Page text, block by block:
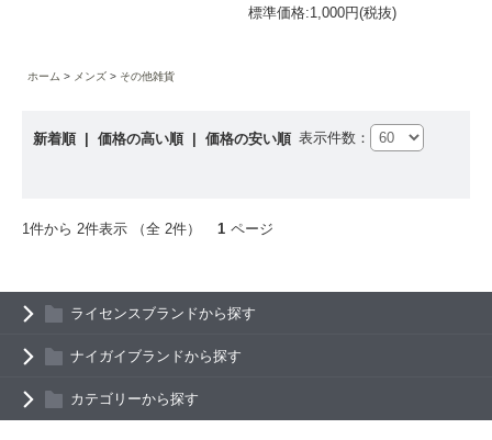
標準価格:1,000円(税抜)
ホーム メンズ その他雑貨
新着順 価格の高い順 価格の安い順 表示件数：
1件から 2件表示 （全 2件） 1 ページ
ライセンスブランドから探す
ナイガイブランドから探す
カテゴリーから探す